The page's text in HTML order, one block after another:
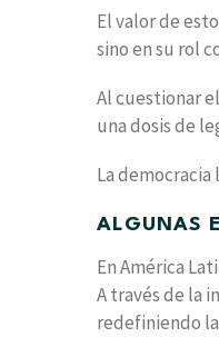
El valor de
sino en su rol
Al cuestionar
una dosis de
La
ALGUNAS
En América
A través de la
redefiniendo